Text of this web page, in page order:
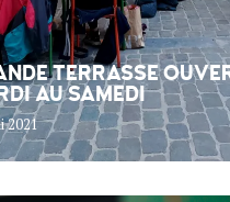
TERRASSE
AU SAMEDI
2021